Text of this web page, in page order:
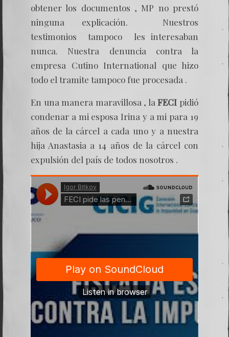
obtener los documentos , MP no prestó
ninguna explicación. Nuestros
testimonios tampoco les interesaban
nunca. Nuestra denuncia contra la
empresa Cutino International que hizo
todo el tramite tampoco fue procesada .
En una manera maravillosa , laFECI pidió
condenar a mi esposa Irina y a mi para 19
años de la cárcel a cada uno y a nuestra
hija Anastasia a 14 años de la cárcel con
expulsión del país de todos nosotros .